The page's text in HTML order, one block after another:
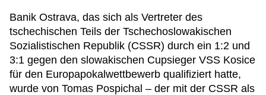
Banik Ostrava, das sich als Vertreter des
tschechischen Teils der Tschechoslowakischen
Sozialistischen Republik (CSSR) durch ein 1:2 und
3:1 gegen den slowakischen Cupsieger VSS Kosice
für den Europapokalwettbewerb qualifiziert hatte,
wurde von Tomas Pospichal – der mit der CSSR als